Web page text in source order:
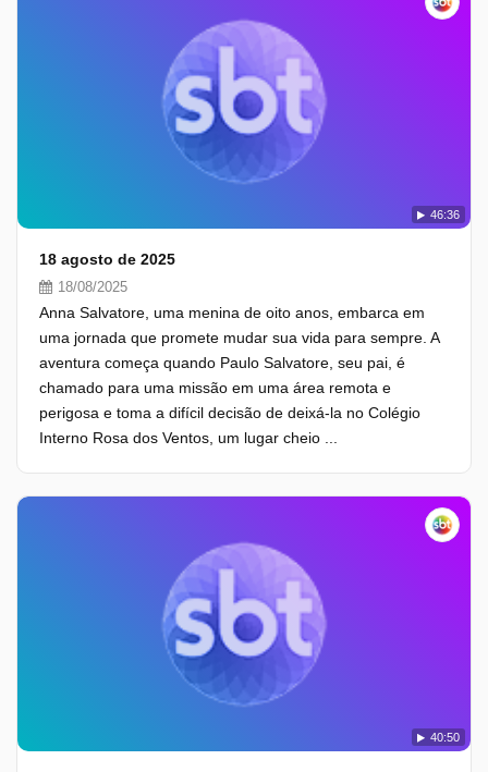
46:36
18 agosto de 2025
18/08/2025
Anna Salvatore, uma menina de oito anos, embarca em
uma jornada que promete mudar sua vida para sempre. A
aventura começa quando Paulo Salvatore, seu pai, é
chamado para uma missão em uma área remota e
perigosa e toma a difícil decisão de deixá-la no Colégio
Interno Rosa dos Ventos, um lugar cheio ...
40:50